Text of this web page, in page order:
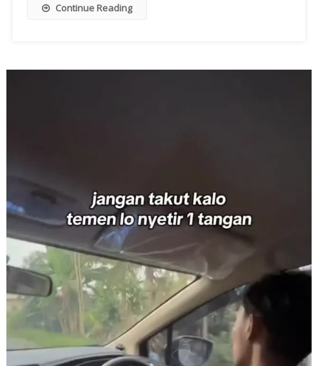
Continue Reading